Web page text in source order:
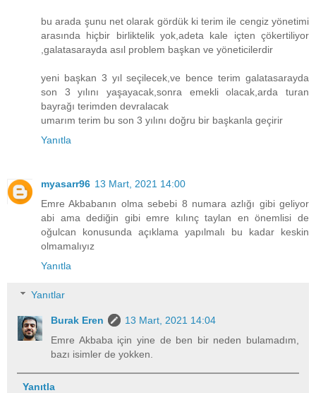
bu arada şunu net olarak gördük ki terim ile cengiz yönetimi
arasında hiçbir birliktelik yok,adeta kale içten çökertiliyor
,galatasarayda asıl problem başkan ve yöneticilerdir
yeni başkan 3 yıl seçilecek,ve bence terim galatasarayda
son 3 yılını yaşayacak,sonra emekli olacak,arda turan
bayrağı terimden devralacak
umarım terim bu son 3 yılını doğru bir başkanla geçirir
Yanıtla
myasarr96 13 Mart, 2021 14:00
Emre Akbabanın olma sebebi 8 numara azlığı gibi geliyor
abi ama dediğin gibi emre kılınç taylan en önemlisi de
oğulcan konusunda açıklama yapılmalı bu kadar keskin
olmamalıyız
Yanıtla
Yanıtlar
Burak Eren
13 Mart, 2021 14:04
Emre Akbaba için yine de ben bir neden bulamadım,
bazı isimler de yokken.
Yanıtla